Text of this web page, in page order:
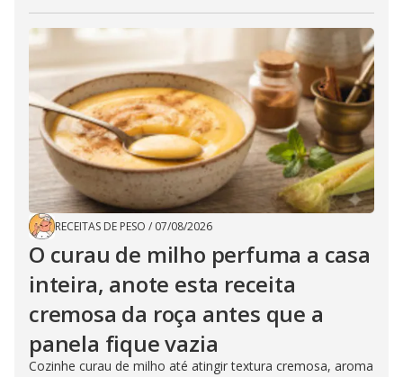
RECEITAS DE PESO / 07/08/2026
O curau de milho perfuma a casa
inteira, anote esta receita
cremosa da roça antes que a
panela fique vazia
Cozinhe curau de milho até atingir textura cremosa, aroma